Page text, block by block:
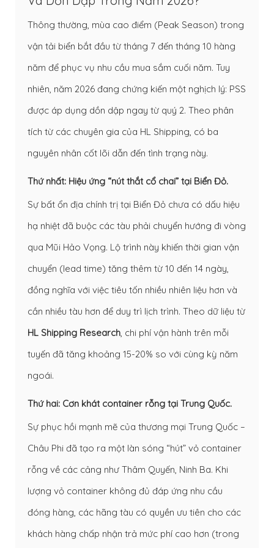
Thông thường, mùa cao điểm (Peak Season) trong
vận tải biển bắt đầu từ tháng 7 đến tháng 10 hàng
năm để phục vụ nhu cầu mua sắm cuối năm. Tuy
nhiên, năm 2026 đang chứng kiến một nghịch lý: PSS
được áp dụng dồn dập ngay từ quý 2. Theo phân
tích từ các chuyên gia của HL Shipping, có ba
nguyên nhân cốt lõi dẫn đến tình trạng này.
Thứ nhất: Hiệu ứng “nút thắt cổ chai” tại Biển Đỏ.
Sự bất ổn địa chính trị tại Biển Đỏ chưa có dấu hiệu
hạ nhiệt đã buộc các tàu phải chuyển hướng đi vòng
qua Mũi Hảo Vọng. Lộ trình này khiến thời gian vận
chuyển (lead time) tăng thêm từ 10 đến 14 ngày,
đồng nghĩa với việc tiêu tốn nhiều nhiên liệu hơn và
cần nhiều tàu hơn để duy trì lịch trình. Theo dữ liệu từ
HL Shipping Research, chi phí vận hành trên mỗi
tuyến đã tăng khoảng 15-20% so với cùng kỳ năm
ngoái.
Thứ hai: Cơn khát container rỗng tại Trung Quốc.
Sự phục hồi mạnh mẽ của thương mại Trung Quốc –
Châu Phi đã tạo ra một làn sóng “hút” vỏ container
rỗng về các cảng như Thâm Quyến, Ninh Ba. Khi
lượng vỏ container không đủ đáp ứng nhu cầu
đóng hàng, các hãng tàu có quyền ưu tiên cho các
khách hàng chấp nhận trả mức phí cao hơn (trong